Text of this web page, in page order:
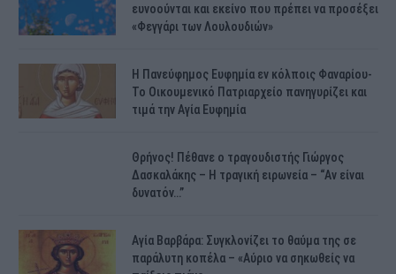
ευνοούνται και εκείνο που πρέπει να προσέξει
«Φεγγάρι των Λουλουδιών»
H Πανεύφημος Ευφημία εν κόλποις Φαναρίου-
Το Οικουμενικό Πατριαρχείο πανηγυρίζει και
τιμά την Αγία Ευφημία
Θρήνος! Πέθανε ο τραγουδιστής Γιώργος
Δασκαλάκης – Η τραγική ειρωνεία – “Αν είναι
δυνατόν…”
Αγία Βαρβάρα: Συγκλονίζει το θαύμα της σε
παράλυτη κοπέλα – «Αύριο να σηκωθείς να